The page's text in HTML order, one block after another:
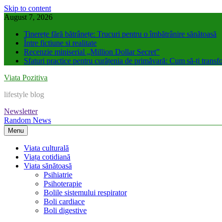
Skip to content
August 7, 2026
Tinerețe fără bătrânețe: Trucuri pentru o îmbătrânire sănătoasă
Între fictiune si realitate
Recenzie miniserial „Million Dollar Secret”
Sfaturi practice pentru curățenia de primăvară: Cum să-ți
Viata Pozitiva
lifestyle blog
Newsletter
Random News
Menu
Viata culturală
Viața cotidiană
Viata sănătoasă
Psihiatrie
Psihoterapie
Bolile sistemului respirator
Boli cardiace
Boli digestive